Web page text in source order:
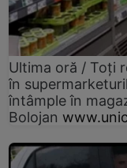
Ultima oră / Toți
în
întâmple în
Bolojan